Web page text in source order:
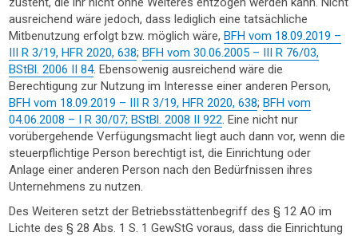
ausreichend wäre jedoch, dass lediglich eine tatsächliche
Mitbenutzung erfolgt bzw. möglich wäre,BFH vom 18.09.2019 –
III R 3/19, HFR 2020, 638;BFH vom 30.06.2005 – III R 76/03,
BStBl. 2006 II 84. Ebensowenig ausreichend wäre die
Berechtigung zur Nutzung im Interesse einer anderen Person,
BFH vom 18.09.2019 – III R 3/19, HFR 2020, 638;BFH vom
04.06.2008 – I R 30/07; BStBl. 2008 II 922. Eine nicht nur
vorübergehende Verfügungsmacht liegt auch dann vor, wenn die
steuerpflichtige Person berechtigt ist, die Einrichtung oder
Anlage einer anderen Person nach den Bedürfnissen ihres
Unternehmens zu nutzen.
Des Weiteren setzt der Betriebsstättenbegriff des § 12 AO im
Lichte des § 28 Abs. 1 S. 1 GewStG voraus, dass die Einrichtung